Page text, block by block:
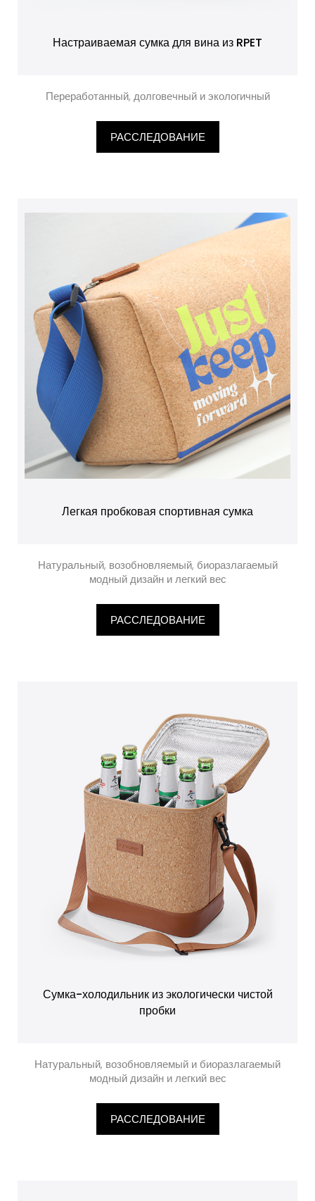
Настраиваемая сумка для вина из RPET
Переработанный, долговечный и экологичный
РАССЛЕДОВАНИЕ
Легкая пробковая спортивная сумка
Натуральный, возобновляемый, биоразлагаемый
модный дизайн и легкий вес
РАССЛЕДОВАНИЕ
Сумка-холодильник из экологически чистой
пробки
Натуральный, возобновляемый и биоразлагаемый
модный дизайн и легкий вес
РАССЛЕДОВАНИЕ